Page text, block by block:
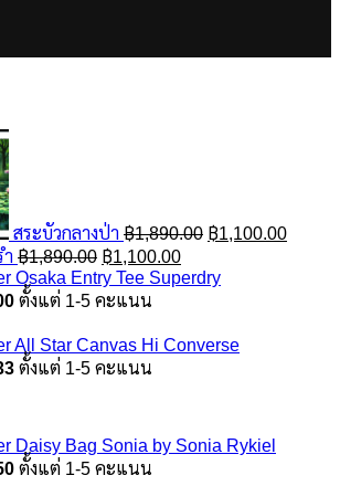
สระบัวกลางป่า ฿1,890.00 ฿1,100.00
฿1,890.00 Original
price
was:
฿1,100.00Current
price
Osaka Entry Tee Superdry
ตั้งแต่ 1-5 คะแนน
All Star Canvas Hi Converse
ตั้งแต่ 1-5 คะแนน
Daisy Bag Sonia by Sonia Rykiel
ตั้งแต่ 1-5 คะแนน